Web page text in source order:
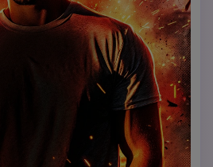
dengan gradien merah,
tekstur halus. Tambahkan
komik yang tebal, garis tepi
hitam pekat, dan sorotan
pakaian. Stilisasi pakaian dengan
lipatan bersih, dan pencahayaan
desain pakaian asli.
pada garis rahang, tulang pipi,
pose dan sikap asli. Ciptakan
dramatis dan bertenaga dengan